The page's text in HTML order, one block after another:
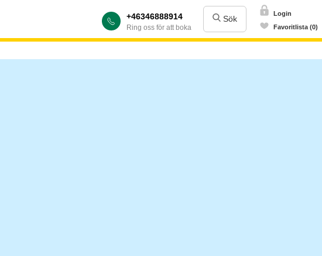
+46346888914
Ring oss för att boka
Sök
Login
Favoritlista (0)